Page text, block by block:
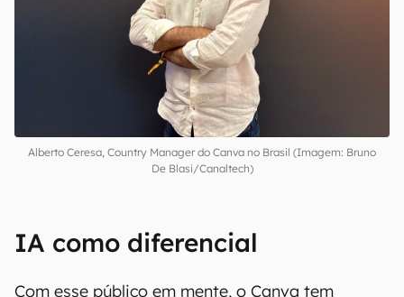
representa, segundo Ceresa, cerca de 90% dos
usuários brasileiros da plataforma.